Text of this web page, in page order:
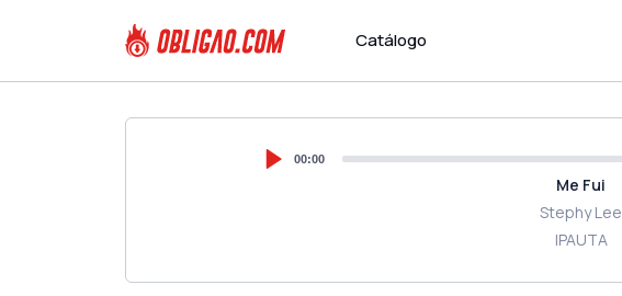
Catálogo
00:00
Me Fui
Stephy Lee
IPAUTA